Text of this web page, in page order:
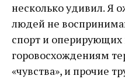
несколько удивил. Я
людей не
спорт и
горовосхождениям
«чувства», и прочие